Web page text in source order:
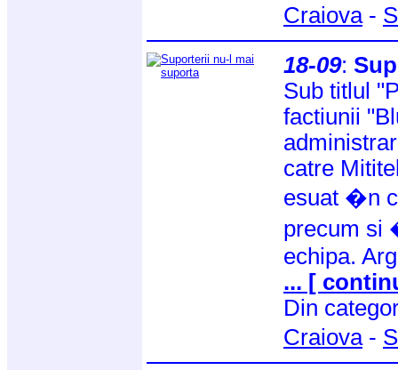
Craiova-
18-09:
Sub titlul
factiunii
catre
esuat �n
precum si
echipa.
... [
Din
Craiova-